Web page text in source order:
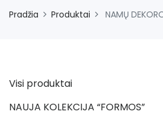
Pradžia Produktai NAMŲ
Visi produktai
NAUJA KOLEKCIJA “FORMOS”